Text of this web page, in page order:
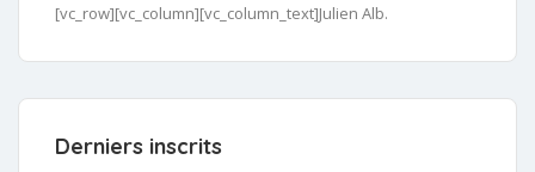
[vc_row][vc_column][vc_column_text]Julien Alb.
Derniers inscrits